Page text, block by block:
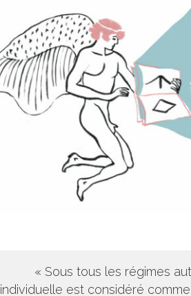
« Sous tous les régimes
individuelle est considéré